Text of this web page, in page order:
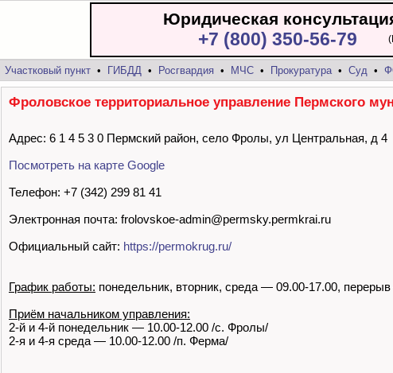
Юридическая
+7 (800) 350-56-79
Участковый пункт • ГИБДД • Росгвардия • МЧС • Прокуратура• Суд •
Фроловское территориальное управление Пермского
Адрес: 6 1 4 5 3 0 Пермский район, село Фролы, ул Центральная, д 4
Посмотреть на карте Google
Телефон: +7 (342) 299 81 41
Электронная почта: frolovskoe-admin@permsky.permkrai.ru
Официальный сайт: https://permokrug.ru/
График работы: понедельник, вторник, среда — 09.00-17.00,
Приём начальником управления:
2-й и 4-й понедельник — 10.00-12.00 /с. Фролы/
2-я и 4-я среда — 10.00-12.00 /п. Ферма/